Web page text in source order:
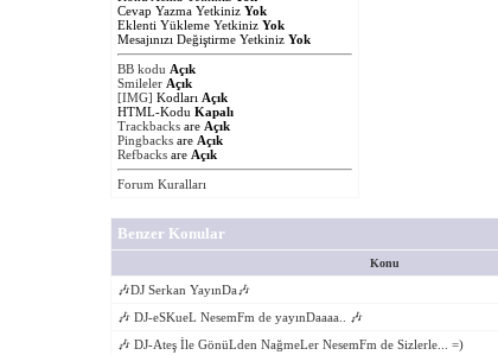
Cevap Yazma Yetkiniz Yok
Eklenti Yükleme Yetkiniz Yok
Mesajınızı Değiştirme Yetkiniz Yok
BB kodu Açık
Smileler Açık
[IMG] Kodları Açık
HTML-Kodu Kapalı
Trackbacksare Açık
Pingbacksare Açık
Refbacksare Açık
Forum Kuralları
Benzer Konular
Konu
🎶DJ Serkan YayınDa🎶
🎶 DJ-eSKueL NesemFm de yayınDaaaa.. 🎶
🎶 DJ-Ateş İle GönüLden NağmeLer NesemFm de Sizlerle... =)